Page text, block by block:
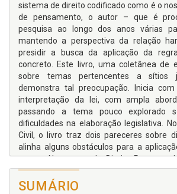
sistema de direito codificado como é o
de pensamento, o autor – que é
pesquisa ao longo dos anos várias
mantendo a perspectiva da relação
presidir a busca da aplicação da
concreto. Este livro, uma coletânea de
sobre temas pertencentes a sítios
demonstra tal preocupação. Inicia
interpretação da lei, com ampla
passando a tema pouco explorado
dificuldades na elaboração legislativa.
Civil, o livro traz dois pareceres sobre
alinha alguns obstáculos para a
menor. No campo do Direito
sobre tutela de urgência (cautelar e
de execução, mandado de segurança e
SUMÁRIO